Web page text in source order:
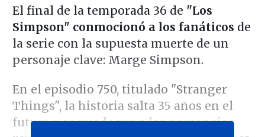
El final de la temporada 36 de "Los
Simpson" conmocionó a los fanáticos de
la serie con la supuesta muerte de un
personaje clave: Marge Simpson.
En el episodio 750, titulado "Stranger
Things", la historia salta 35 años en el
futuro yse puede ver a los personajes